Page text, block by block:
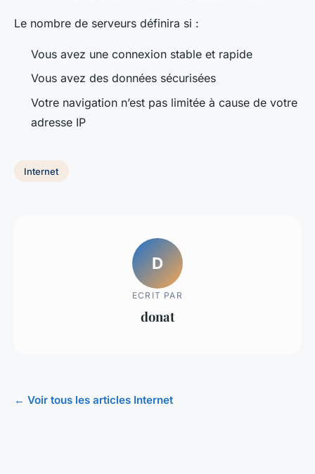
Le nombre de serveurs définira si :
Vous avez une connexion stable et rapide
Vous avez des données sécurisées
Votre navigation n’est pas limitée à cause de votre
adresse IP
Internet
D
ECRIT PAR
donat
← Voir tous les articles Internet